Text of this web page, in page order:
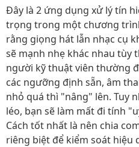
Đây là 2 ứng dụng xử lý tín
trọng trong một chương
rằng giọng hát lẫn nhạc cụ
sẽ mạnh nhẹ khác nhau tùy
người kỹ thuật viên thường
các ngưỡng định sẵn, âm
nhỏ quá thì "nâng" lên. Tuy
léo, bạn sẽ làm mất đi tính
Cách tốt nhất là nên chia
riêng biệt để kiểm soát hiệu